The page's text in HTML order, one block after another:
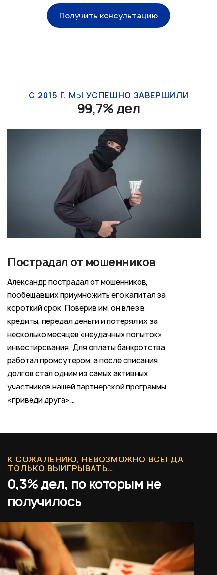
Получить консультацию
С 2015 Г. МЫ УСПЕШНО ЗАВЕРШИЛИ
99,7% дел
Пострадал от мошенников
Александр пострадал от мошенников,
пообещавших приумножить его капитал за
короткий срок. Поверив им, он влез в
кредиты, передал деньги и потерял их за
несколько месяцев «неудачных попыток»
инвестирования. Для оплаты банкротства
работал промоутером, а после списания
долгов стал одним из самых активных
участников нашей партнерской программы
«приведи друга»…
К СОЖАЛЕНИЮ, НЕВОЗМОЖНО ВСЕГДА
ТОЛЬКО ВЫИГРЫВАТЬ…
0,3% дел, по которым не
получилось